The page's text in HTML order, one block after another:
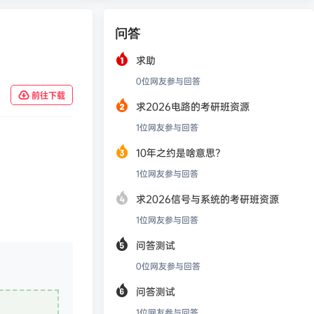
前往下载
问答
求助
0位网友参与回答
求2026电路的考研班资源
1位网友参与回答
10年之约是啥意思？
1位网友参与回答
求2026信号与系统的考研班资源
1位网友参与回答
问答测试
0位网友参与回答
问答测试